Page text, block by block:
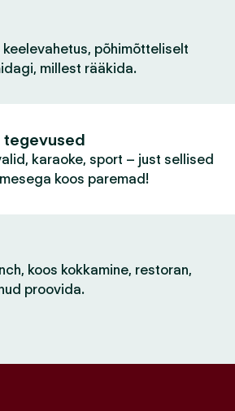
keelevahetus, põhimõtteliselt
millest rääkida.
tegevused
karaoke, sport – just sellised
koos paremad!
koos kokkamine, restoran,
proovida.